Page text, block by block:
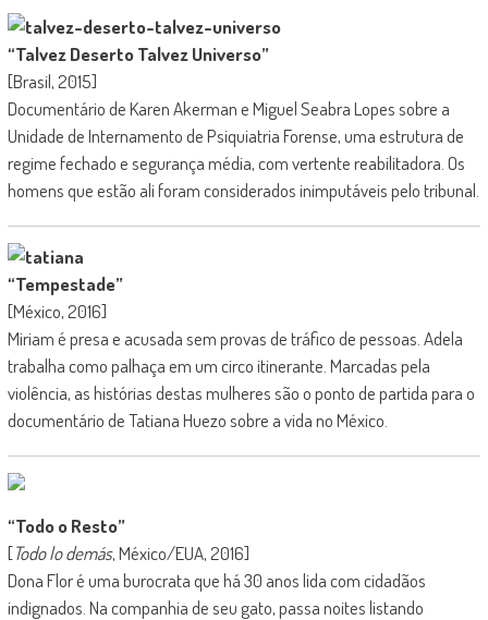
“Talvez Deserto Talvez Universo”
[Brasil, 2015]
Documentário de Karen Akerman e Miguel Seabra Lopes sobre a
Unidade de Internamento de Psiquiatria Forense, uma estrutura de
regime fechado e segurança média, com vertente reabilitadora. Os
homens que estão ali foram considerados inimputáveis pelo tribunal.
“Tempestade”
[México, 2016]
Miriam é presa e acusada sem provas de tráfico de pessoas. Adela
trabalha como palhaça em um circo itinerante. Marcadas pela
violência, as histórias destas mulheres são o ponto de partida para o
documentário de Tatiana Huezo sobre a vida no México.
“Todo o Resto”
[Todo lo demás, México/EUA, 2016]
Dona Flor é uma burocrata que há 30 anos lida com cidadãos
indignados. Na companhia de seu gato, passa noites listando